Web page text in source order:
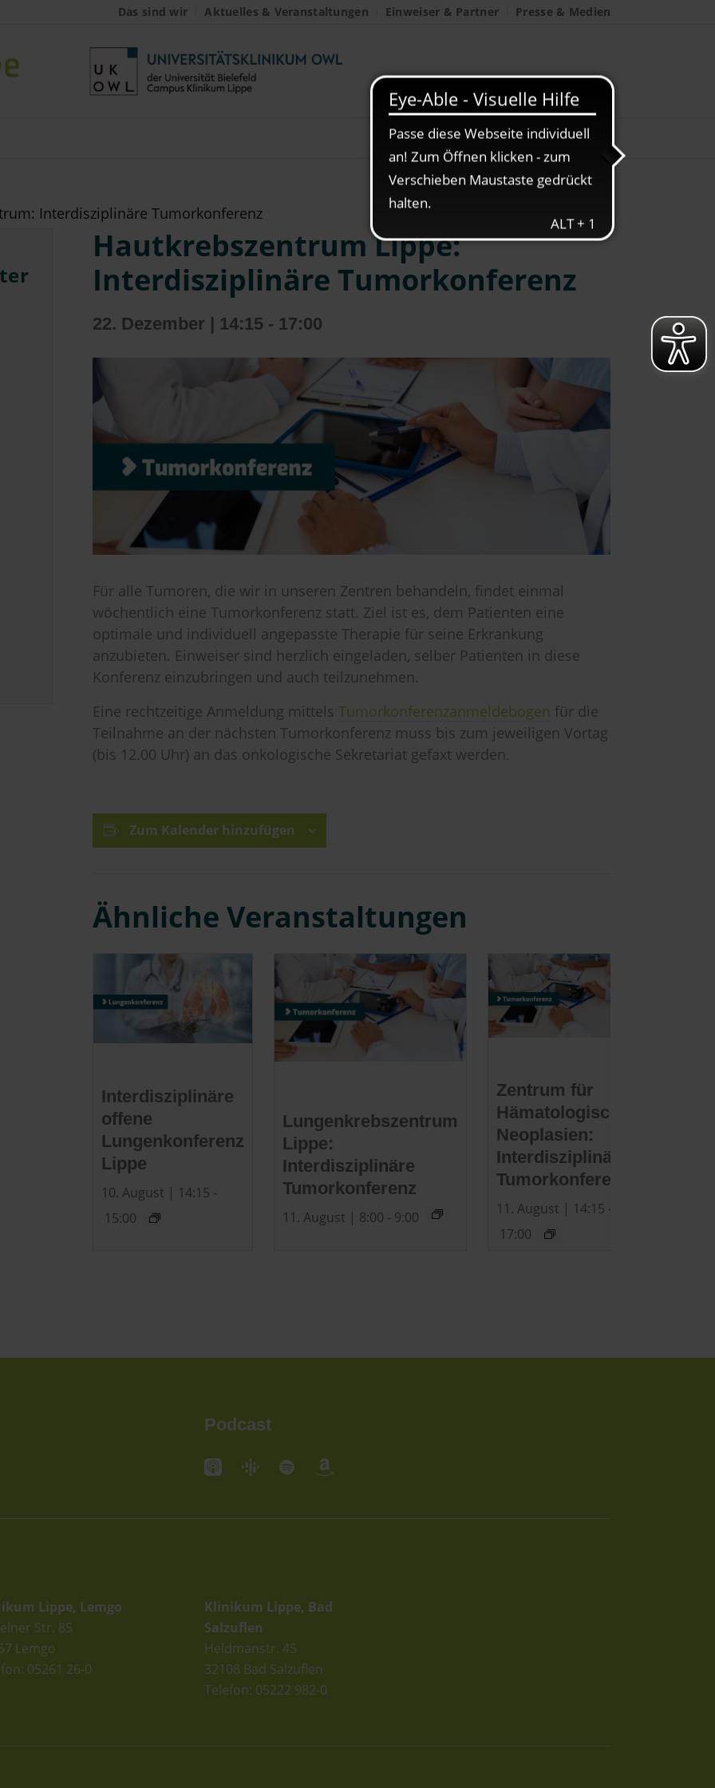
Das sind wir Aktuelles & Veranstaltungen Einweiser & Partner Presse & Medien
Interdisziplinäre Tumorkonferenz
Hautkrebszentrum Lippe:
Interdisziplinäre Tumorkonferenz
22. Dezember | 14:15 - 17:00
Für alle Tumoren, die wir in unseren Zentren behandeln, findet einmal
wöchentlich eine Tumorkonferenz statt. Ziel ist es, dem Patienten eine
optimale und individuell angepasste Therapie für seine Erkrankung
anzubieten. Einweiser sind herzlich eingeladen, selber Patienten in diese
Konferenz einzubringen und auch teilzunehmen.
Eine rechtzeitige Anmeldung mittels Tumorkonferenzanmeldebogen für die
Teilnahme an der nächsten Tumorkonferenz muss bis zum jeweiligen Vortag
(bis 12.00 Uhr) an das onkologische Sekretariat gefaxt werden.
Zum Kalender hinzufügen
Ähnliche Veranstaltungen
Interdisziplinäre
offene
Lungenkonferenz
Lippe
10. August | 14:15 -
15:00
Lungenkrebszentrum
Lippe:
Interdisziplinäre
Tumorkonferenz
11. August | 8:00 - 9:00
Zentrum für
Hämatologische
Neoplasien:
Interdisziplinäre
Tumorkonferenz
11. August | 14:15 -
17:00
Podcast
Lippe, Lemgo
Str. 85
Lemgo
05261 26-0
Klinikum Lippe, Bad
Salzuflen
Heldmanstr. 45
32108 Bad Salzuflen
Telefon: 05222 982-0